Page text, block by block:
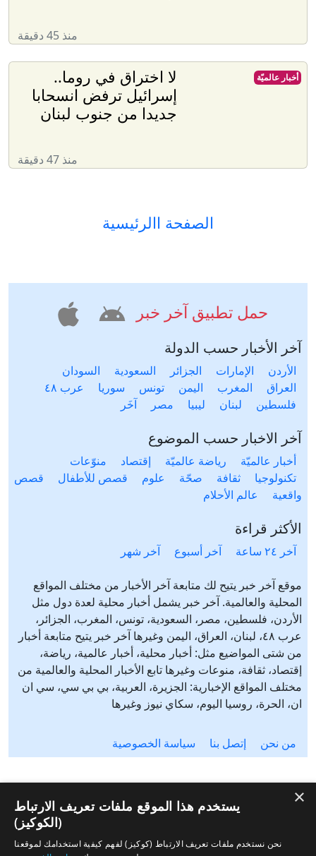
منذ 45 دقيقة
لا اختراق في روما..
إسرائيل ترفض انسحابا
جديدا من جنوب لبنان
منذ 47 دقيقة
أخبار عالميّة
الصفحة االرئيسية
حمل تطبيق آخر خبر
آخر الأخبار حسب الدولة
الأردن الإمارات الجزائر السعودية
السودان
العراق
المغرب اليمن تونس سوريا
عرب ٤٨
فلسطين
لبنان ليبيا مصر آخَر
آخر الاخبار حسب الموضوع
أخبار عالميّة رياضة عالميّة إقتصاد
منوّعات
تكنولوجيا
ثقافة صحّة علوم قصص للأطفال
قصص
واقعية
عالم الأحلام
الأكثر قراءة
آخر ٢٤ ساعة آخر أسبوع آخر شهر
موقع آخر خبر يتيح لك متابعة آخر الأخبار من مختلف المواقع
المحلية والعالمية. آخر خبر يشمل أخبار محلية لعدة دول مثل
الأردن، فلسطين، مصر، السعودية، تونس، المغرب، الجزائر،
عرب ٤٨، لبنان، العراق، اليمن وغيرها آخر خبر يتيح متابعة أخبار
من شتى المواضيع مثل: أخبار محلية، أخبار عالمية، رياضة،
إقتصاد، ثقافة، منوعات وغيرها تابع الأخبار المحلية والعالمية من
مختلف المواقع الإخبارية: الجزيرة، العربية، بي بي سي، سي ان
ان، الحرة، روسيا اليوم، سكاي نيوز وغيرها
من نحن إتصل بنا سياسة الخصوصية
×
يستخدم هذا الموقع ملفات تعريف الارتباط
(الكوكيز)
نحن نستخدم ملفات تعريف الارتباط (كوكيز) لفهم كيفية استخدامك لموقعنا